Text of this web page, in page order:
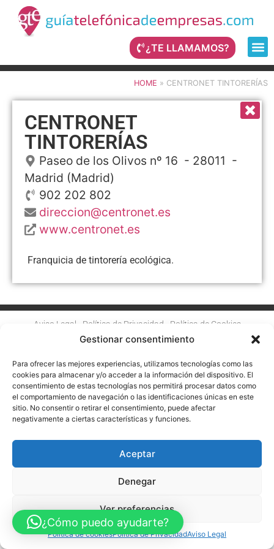
Gestionar consentimiento
Para ofrecer las mejores experiencias, utilizamos tecnologías como las
cookies para almacenar y/o acceder a la información del dispositivo. El
consentimiento de estas tecnologías nos permitirá procesar datos como
el comportamiento de navegación o las identificaciones únicas en este
sitio. No consentir o retirar el consentimiento, puede afectar
negativamente a ciertas características y funciones.
Aceptar
Denegar
Ver preferencias
Política de cookiesPolítica de PrivacidadAviso Legal
¿TE LLAMAMOS?
HOME » CENTRONET TINTORERÍAS
CENTRONET
TINTORERÍAS
Paseo de los Olivos nº 16 - 28011 -
Madrid (Madrid)
902 202 802
direccion@centronet.es
www.centronet.es
Franquicia de tintorería ecológica.
Aviso Legal Política de Privacidad
Política de Cookies
Accesibilidad Mapa web
DIGITAL POR LOS FONDOS NEXT GENERATION (EU) DEL
MECANISMO DE RECUPERACIÓN Y RESILENCIA
© Guia Telefónica de Empresas – Todos los derechos reservados.
¿Cómo puedo ayudarte?